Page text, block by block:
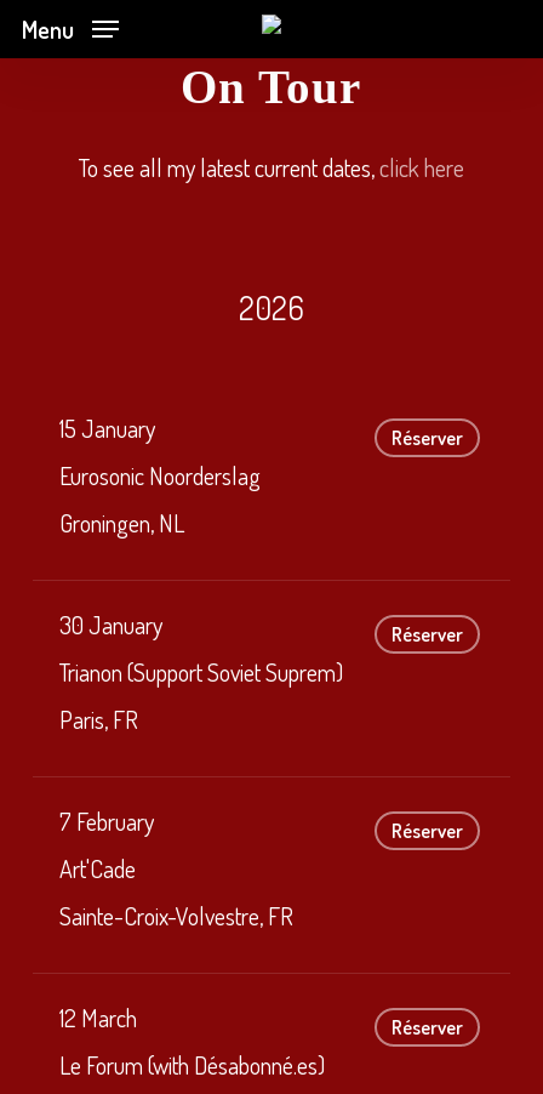
Skip
to
Menu
On Tour
To see all my latest current dates,click here
2026
15 January
Eurosonic Noorderslag
Groningen, NL
Réserver
30 January
Trianon (Support Soviet Suprem)
Paris, FR
Réserver
7 February
Art'Cade
Sainte-Croix-Volvestre, FR
Réserver
12 March
Le Forum (with Désabonné.es)
Réserver